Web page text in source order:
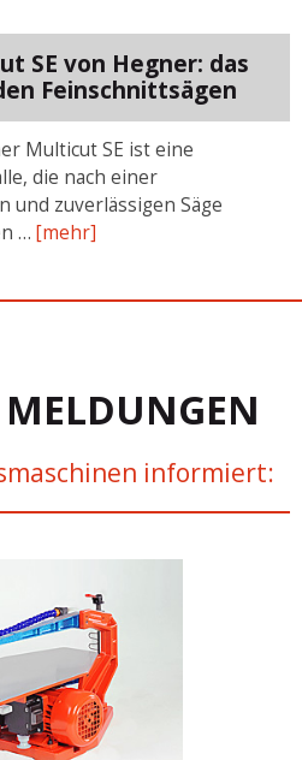
SE von Hegner: das
Feinschnittsägen
Multicut SE ist eine
die nach einer
und zuverlässigen Säge
… [mehr]
informiert: